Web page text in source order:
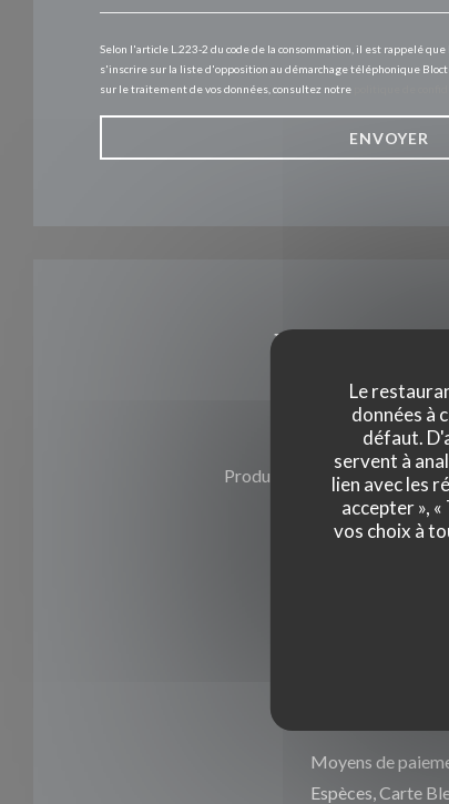
Le
données à
défaut.
servent à
lien avec les
accepter »,
vos choix à
Selon l'article L.223-2 du code de la consommation, il est rappelé
s'inscrire sur la liste d'opposition au démarchage téléphonique
sur le traitement de vos données, consultez notre
Infos
Cuisine
Produits Locaux , Produits
Type de
Moyens de
Espèces, Carte